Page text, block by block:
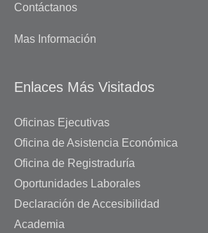
Contáctanos
Mas Información
Enlaces Más Visitados
Oficinas Ejecutivas
Oficina de Asistencia Económica
Oficina de Registraduría
Oportunidades Laborales
Declaración de Accesibilidad
Academia